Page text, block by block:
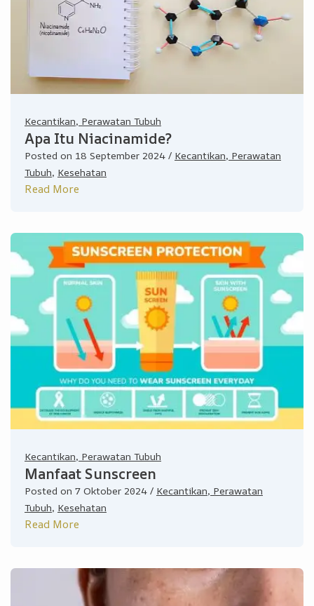
Kecantikan, Perawatan Tubuh
Apa Itu Niacinamide?
Posted on 18 September 2024 / Kecantikan, Perawatan
Tubuh, Kesehatan
Read More
Kecantikan, Perawatan Tubuh
Manfaat Sunscreen
Posted on 7 Oktober 2024 / Kecantikan, Perawatan
Tubuh, Kesehatan
Read More